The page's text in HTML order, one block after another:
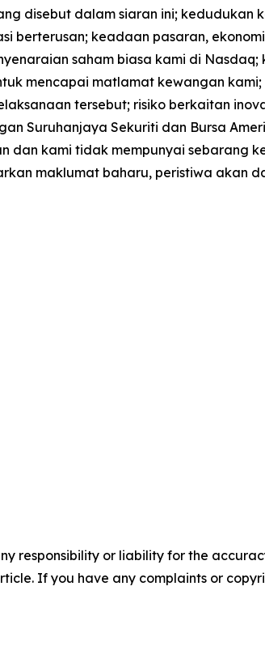
disebut dalam siaran ini; kedudukan
berterusan; keadaan pasaran,
saham biasa kami di Nasdaq;
mencapai matlamat kewangan kami;
tersebut; risiko berkaitan
Suruhanjaya Sekuriti dan Bursa
dan kami tidak mempunyai sebarang
maklumat baharu, peristiwa akan
responsibility or liability for the
If you have any complaints or